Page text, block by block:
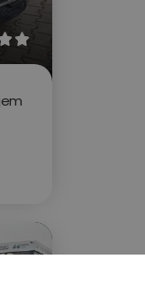
